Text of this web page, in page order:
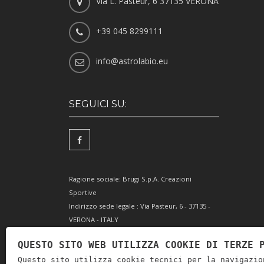
+39 045 8299111
info@astrolabio.eu
SEGUICI SU:
Ragione sociale: Brugi S.p.A. Creazioni
Sportive
Indirizzo sede legale : Via Pasteur, 6 - 37135 -
VERONA - ITALY
Codice Fiscale e Iscrizione Reg. Impr. Verona
0051416 024 1
QUESTO SITO WEB UTILIZZA COOKIE DI TERZE
Questo sito utilizza cookie tecnici per la